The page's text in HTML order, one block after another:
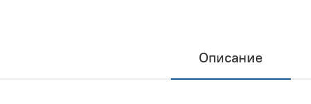
Описание